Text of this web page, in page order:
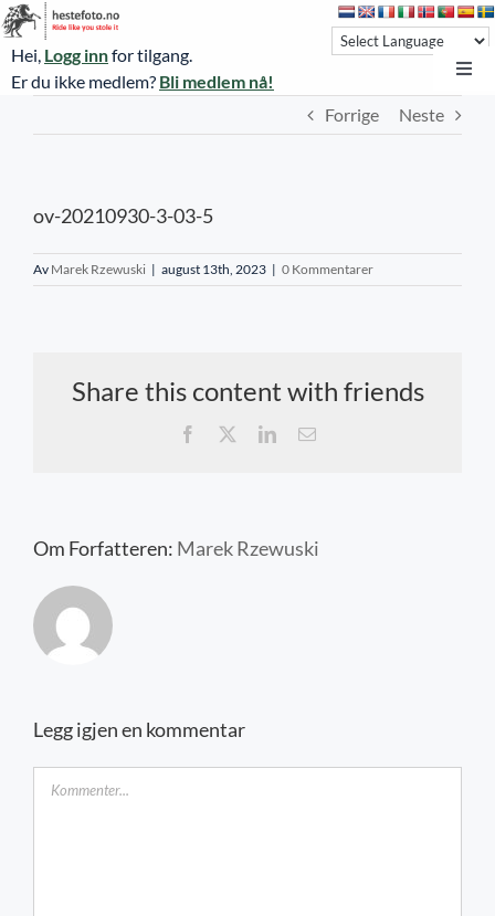
Skip
to
content
Hei, Logg innfor tilgang.
Er du ikke medlem? Bli medlem nå!
Øvrevoll treningsdager
NoARK
Forrige Neste
ov-20210930-3-03-5
Av Marek Rzewuski | august 13th, 2023 | 0 Kommentarer
Share this content with friends
Facebook LinkedIn
E-
Om Forfatteren: Marek Rzewuski
Legg igjen en kommentar